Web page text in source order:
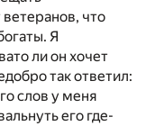
что
Я
ли он хочет
так ответил:
слов у меня
его где-